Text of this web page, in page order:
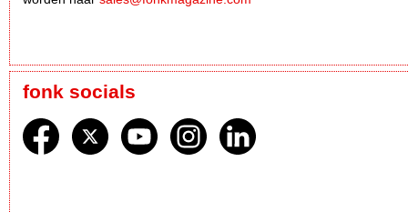
fonk socials